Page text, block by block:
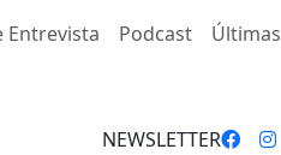
Entrevista Podcast Últimas
NEWSLETTER